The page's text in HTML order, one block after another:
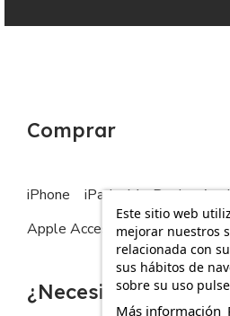
Este sitio web
mejorar nuestros
relacionada con
sus hábitos de
sobre su uso
Más información
Comprar
iPhone iPad MacBook
Apple Accesorios
¿Necesitas ayuda?